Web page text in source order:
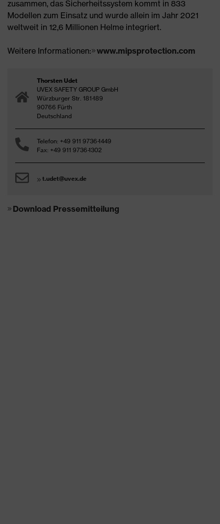
zusammen, das Sicherheitssystem kommt in 833
Modellen zum Einsatz und wurde allein im Jahr 2021
weltweit in 12,6 Millionen Helme integriert.
Weitere Informationen: www.mipsprotection.com
Thorsten Udet
UVEX SAFETY GROUP GmbH
Würzburger Str. 181-189
90766 Fürth
Deutschland
Telefon: +49 911 9736-1449
Fax: +49 911 9736-1302
t.udet@uvex.de
Download Pressemitteilung